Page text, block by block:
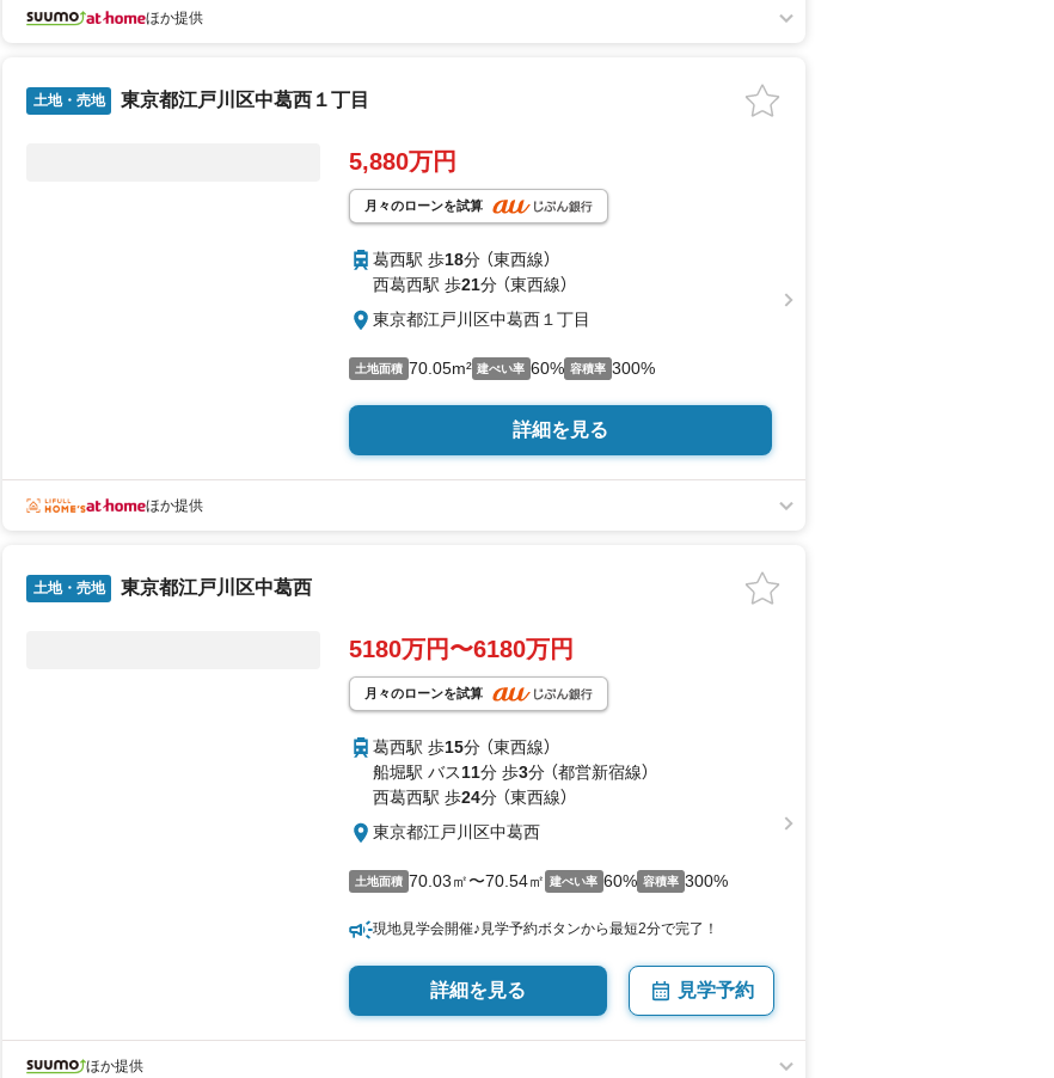
ほか提供
土地・売地 東京都江戸川区中葛西１丁目
5,880万円
月々のローンを試算
葛西駅 歩18分 （東西線）
西葛西駅 歩21分 （東西線）
東京都江戸川区中葛西１丁目
土地面積 70.05m² 建ぺい率 60% 容積率 300%
詳細を見る
ほか提供
土地・売地 東京都江戸川区中葛西
5180万円〜6180万円
月々のローンを試算
葛西駅 歩15分 （東西線）
船堀駅 バス11分 歩3分 （都営新宿線）
西葛西駅 歩24分 （東西線）
東京都江戸川区中葛西
土地面積 70.03㎡〜70.54㎡ 建ぺい率 60% 容積率 300%
現地見学会開催♪見学予約ボタンから最短2分で完了！
詳細を見る 見学予約
ほか提供